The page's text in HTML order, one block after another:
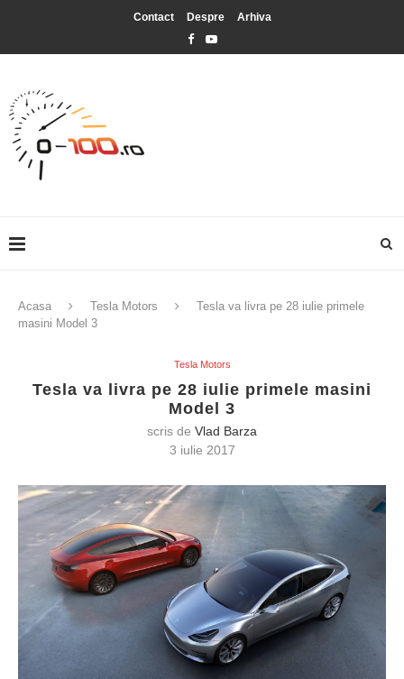
Contact Despre Arhiva
Acasa Tesla Motors
Tesla va livra pe 28 iulie primele
masini Model 3
Tesla Motors
Tesla va livra pe 28 iulie primele masini
Model 3
scris de Vlad Barza
3 iulie 2017